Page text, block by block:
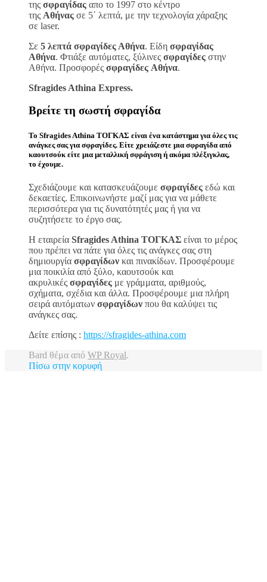
της σφραγίδας απο το 1997 στο κέντρο
της Αθήνας σε 5΄ λεπτά, με την τεχνολογία χάραξης
σε laser.
Σε 5 λεπτά σφραγίδες Αθήνα. Είδη σφραγίδας
Αθήνα. Φτιάξε αυτόματες, ξύλινες σφραγίδες στην
Αθήνα. Προσφορές σφραγίδες Αθήνα.
Sfragides Athina Express.
Βρείτε τη σωστή σφραγίδα
Το Sfragides Athina ΤΟΓΚΑΣ είναι ένα κατάστημα για όλες τις
ανάγκες σας για σφραγίδες. Είτε χρειάζεστε μια σφραγίδα από
καουτσούκ είτε μια μεταλλική σφράγιση ή ακόμα πλέξιγκλας,
το έχουμε.
Σχεδιάζουμε και κατασκευάζουμε σφραγίδες εδώ και
δεκαετίες. Επικοινωνήστε μαζί μας για να μάθετε
περισσότερα για τις δυνατότητές μας ή για να
συζητήσετε το έργο σας.
Η εταιρεία Sfragides Athina ΤΟΓΚΑΣ είναι το μέρος
που πρέπει να πάτε για όλες τις ανάγκες σας στη
δημιουργία σφραγίδων και πινακίδων. Προσφέρουμε
μια ποικιλία από ξύλο, καουτσούκ και
ακρυλικές σφραγίδες με γράμματα, αριθμούς,
σχήματα, σχέδια και άλλα. Προσφέρουμε μια πλήρη
σειρά αυτόματων σφραγίδων που θα καλύψει τις
ανάγκες σας.
Δείτε επίσης : https://sfragides-athina.com
Bard θέμα από WP Royal.
Πίσω στην κορυφή